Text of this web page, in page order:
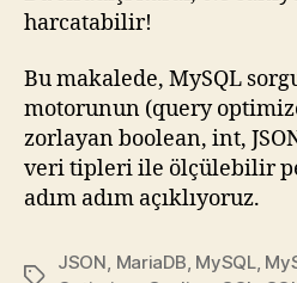
harcatabilir!
Bu makalede, MySQL
motorunun (query
zorlayan boolean, int,
veri tipleri ile ölçülebilir
adım adım açıklıyoruz.
Etiketler
JSON, MariaDB, MySQL,